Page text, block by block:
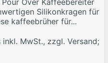
Over Kaffeebereiter
Silikonkragen für
kaffeebrüher für...
inkl. MwSt., zzgl. Versand;